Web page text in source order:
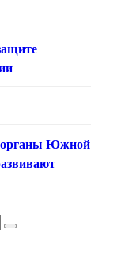
органы Южной